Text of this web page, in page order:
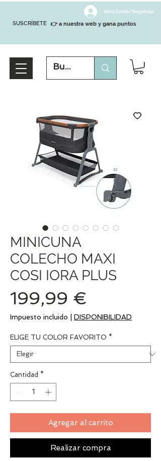
SUSCRÍBETE
Inicia Sesión/Regístrate
👉 a nuestra web y gana puntos
MINICUNA
COLECHO MAXI
COSI IORA PLUS
199,99 €
Impuesto incluido DISPONIBILIDAD
ELIGE TU COLOR FAVORITO *
Cantidad *
Agregar al carrito
Realizar compra